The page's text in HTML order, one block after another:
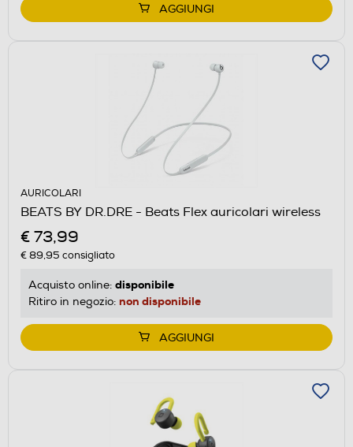
AGGIUNGI
AURICOLARI
BEATS BY DR.DRE - Beats Flex auricolari wireless
€ 73,99
€ 89,95 consigliato
Acquisto online: disponibile
Ritiro in negozio: non disponibile
AGGIUNGI